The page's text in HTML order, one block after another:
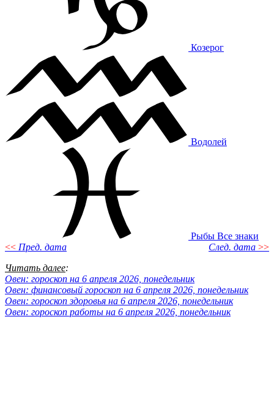
Козерог
Водолей
Рыбы Все знаки
<< Пред. дата След. дата >>
Читать далее:
Овен: гороскоп на 6 апреля 2026, понедельник
Овен: финансовый гороскоп на 6 апреля 2026, понедельник
Овен: гороскоп здоровья на 6 апреля 2026, понедельник
Овен: гороскоп работы на 6 апреля 2026, понедельник